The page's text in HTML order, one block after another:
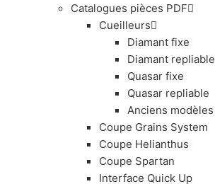
Catalogues pièces PDF
Cueilleurs
Diamant fixe
Diamant repliable
Quasar fixe
Quasar repliable
Anciens modèles
Coupe Grains System
Coupe Helianthus
Coupe Spartan
Interface Quick Up